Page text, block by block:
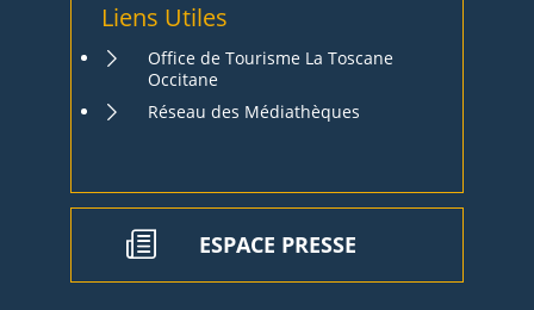
Liens Utiles
Office de Tourisme La Toscane
Occitane
Réseau des Médiathèques
ESPACE PRESSE